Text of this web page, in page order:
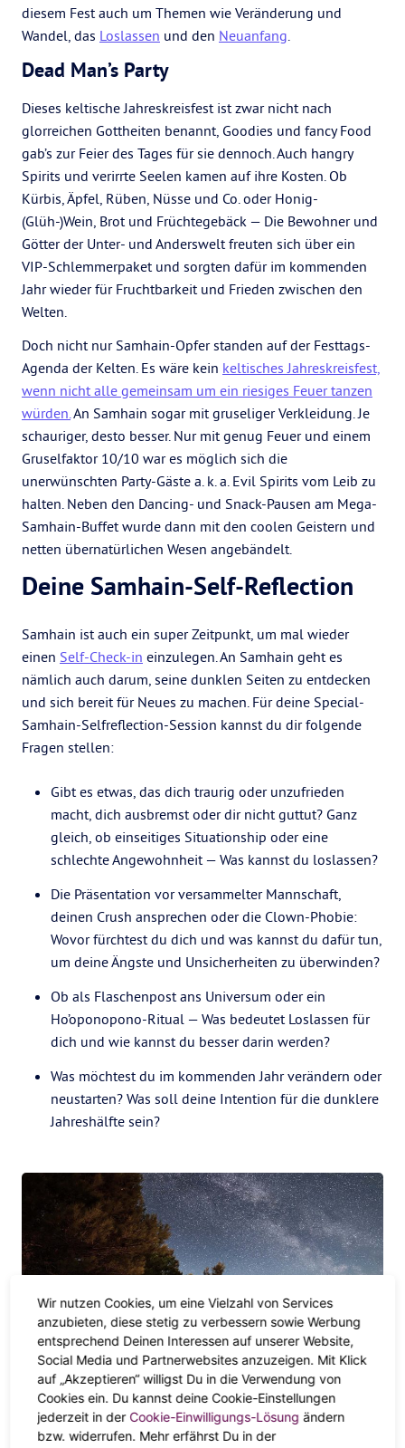
diesem Fest auch um Themen wie Veränderung und
Wandel, das Loslassen und den Neuanfang.
Dead Man’s Party
Dieses keltische Jahreskreisfest ist zwar nicht nach
glorreichen Gottheiten benannt, Goodies und fancy Food
gab’s zur Feier des Tages für sie dennoch. Auch hangry
Spirits und verirrte Seelen kamen auf ihre Kosten. Ob
Kürbis, Äpfel, Rüben, Nüsse und Co. oder Honig-
(Glüh-)Wein, Brot und Früchtegebäck — Die Bewohner und
Götter der Unter- und Anderswelt freuten sich über ein
VIP-Schlemmerpaket und sorgten dafür im kommenden
Jahr wieder für Fruchtbarkeit und Frieden zwischen den
Welten.
Doch nicht nur Samhain-Opfer standen auf der Festtags-
Agenda der Kelten. Es wäre kein keltisches Jahreskreisfest,
wenn nicht alle gemeinsam um ein riesiges Feuer tanzen
würden.An Samhain sogar mit gruseliger Verkleidung. Je
schauriger, desto besser. Nur mit genug Feuer und einem
Gruselfaktor 10/10 war es möglich sich die
unerwünschten Party-Gäste a. k. a. Evil Spirits vom Leib zu
halten. Neben den Dancing- und Snack-Pausen am Mega-
Samhain-Buffet wurde dann mit den coolen Geistern und
netten übernatürlichen Wesen angebändelt.
Deine Samhain-Self-Reflection
Samhain ist auch ein super Zeitpunkt, um mal wieder
einen Self-Check-in einzulegen. An Samhain geht es
nämlich auch darum, seine dunklen Seiten zu entdecken
und sich bereit für Neues zu machen. Für deine Special-
Samhain-Selfreflection-Session kannst du dir folgende
Fragen stellen:
Gibt es etwas, das dich traurig oder unzufrieden
macht, dich ausbremst oder dir nicht guttut? Ganz
gleich, ob einseitiges Situationship oder eine
schlechte Angewohnheit — Was kannst du loslassen?
Die Präsentation vor versammelter Mannschaft,
deinen Crush ansprechen oder die Clown-Phobie:
Wovor fürchtest du dich und was kannst du dafür tun,
um deine Ängste und Unsicherheiten zu überwinden?
Ob als Flaschenpost ans Universum oder ein
Ho’oponopono-Ritual — Was bedeutet Loslassen für
dich und wie kannst du besser darin werden?
Was möchtest du im kommenden Jahr verändern oder
neustarten? Was soll deine Intention für die dunklere
Jahreshälfte sein?
So feierst du dein eigenes
Samhain
Wir nutzen Cookies, um eine Vielzahl von Services
anzubieten, diese stetig zu verbessern sowie Werbung
entsprechend Deinen Interessen auf unserer Website,
Social Media und Partnerwebsites anzuzeigen. Mit Klick
auf „Akzeptieren“ willigst Du in die Verwendung von
Cookies ein. Du kannst deine Cookie-Einstellungen
jederzeit in der Cookie-Einwilligungs-Lösung ändern
bzw. widerrufen. Mehr erfährst Du in der